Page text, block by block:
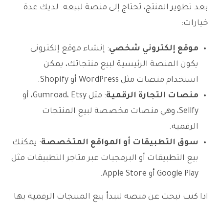
بعد تطوير المنتج، تحتاج إلى منصة لبيعه. لديك عدة
خيارات:
موقع إلكتروني شخصي: إنشاء موقع إلكتروني
يكون المنصة الرئيسية لبيع منتجاتك، يمكن
استخدام منصات مثل WordPress أو Shopify.
منصات التجارة الرقمية
: مثل Gumroad، Etsy، أو
Sellfy، وهي منصات مخصصة لبيع المنتجات
الرقمية.
سوق التطبيقات أو المواقع المتخصصة: يمكنك
بيع التطبيقات أو البرمجيات عبر متاجر التطبيقات مثل
Google Play أو Apple Store.
اذا كنت تبحث عن منصة لتبدأ بيع المنتجات الرقمية بها